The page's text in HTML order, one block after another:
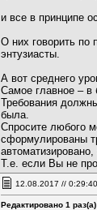
и все в принципе
О них говорить по
энтузиасты.
А вот среднего
Самое главное – в
Требования
была.
Спросите любого
сформулированы
Т.е. если Вы не
12.08.2017 // 0:29:40
Редактировано 1 раз(а)